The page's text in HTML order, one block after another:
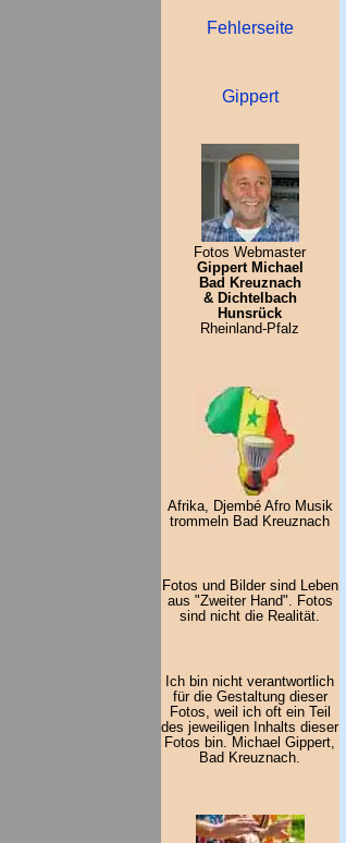
Fehlerseite
Gippert
Fotos Webmaster
Gippert Michael
Bad Kreuznach
& Dichtelbach
Hunsrück
Rheinland-Pfalz
Afrika, Djembé Afro Musik
trommeln Bad Kreuznach
Fotos und Bilder sind Leben
aus "Zweiter Hand". Fotos
sind nicht die Realität.
Ich bin nicht verantwortlich
für die Gestaltung dieser
Fotos, weil ich oft ein Teil
des jeweiligen Inhalts dieser
Fotos bin. Michael Gippert,
Bad Kreuznach.